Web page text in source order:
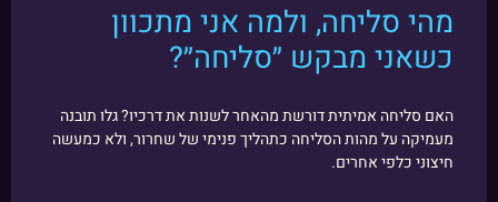
מהי סליחה, ולמה אני מתכוון
כשאני מבקש ״סליחה״?
האם סליחה אמיתית דורשת מהאחר לשנות את דרכיו? גלו תובנה
מעמיקה על מהות הסליחה כתהליך פנימי של שחרור, ולא כמעשה
חיצוני כלפי אחרים.